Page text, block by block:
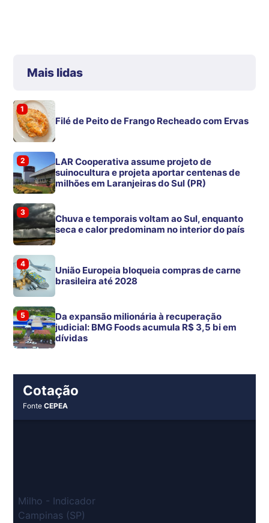
Mais lidas
1
Filé de Peito de Frango Recheado com Ervas
2
LAR Cooperativa assume projeto de
suinocultura e projeta aportar centenas de
milhões em Laranjeiras do Sul (PR)
3
Chuva e temporais voltam ao Sul, enquanto
seca e calor predominam no interior do país
4
União Europeia bloqueia compras de carne
brasileira até 2028
5
Da expansão milionária à recuperação
judicial: BMG Foods acumula R$ 3,5 bi em
dívidas
Cotação
FonteCEPEA
Milho - Indicador
Campinas (SP)